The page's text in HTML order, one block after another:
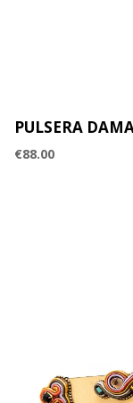
PULSERA
€88.00